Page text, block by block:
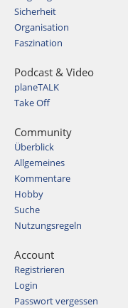
Sicherheit
Organisation
Faszination
Podcast & Video
planeTALK
Take Off
Community
Überblick
Allgemeines
Kommentare
Hobby
Suche
Nutzungsregeln
Account
Registrieren
Login
Passwort vergessen